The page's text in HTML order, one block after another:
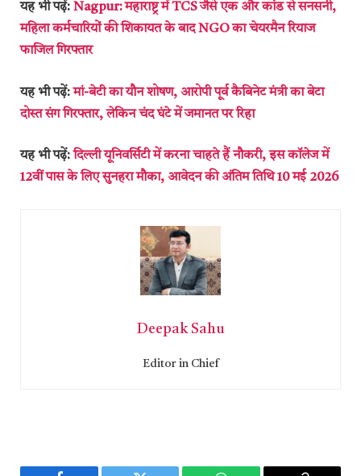
यह भी पढ़ें: Nagpur: महाराष्ट्र में TCS जैसे एक और कांड से सनसनी,
महिला कर्मचारियों की शिकायत के बाद NGO का चेयरमैन रियाज
फाजिल गिरफ्तार
यह भी पढ़ें:मां-बेटी का यौन शोषण, आरोपी पूर्व कैबिनेट मंत्री का बेटा
दोस्त संग गिरफ्तार, लेकिन चंद घंटे में जमानत पर रिहा
यह भी पढ़ें:दिल्ली यूनिवर्सिटी में करना चाहते हैं नौकरी, इस कॉलेज में
12वीं पास के लिए सुनहरा मौका, आवेदन की अंतिम तिथि 10 मई 2026
Deepak Sahu
Editor in Chief